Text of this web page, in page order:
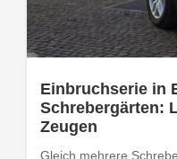
Einbruchserie in
Schrebergärten:
Zeugen
Gleich mehrere